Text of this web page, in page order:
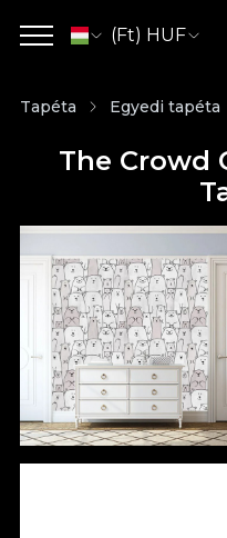
(Ft) HUF
Tapéta Egyedi tapéta
The Crowd